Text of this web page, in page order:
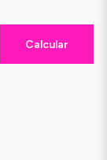
Calcular